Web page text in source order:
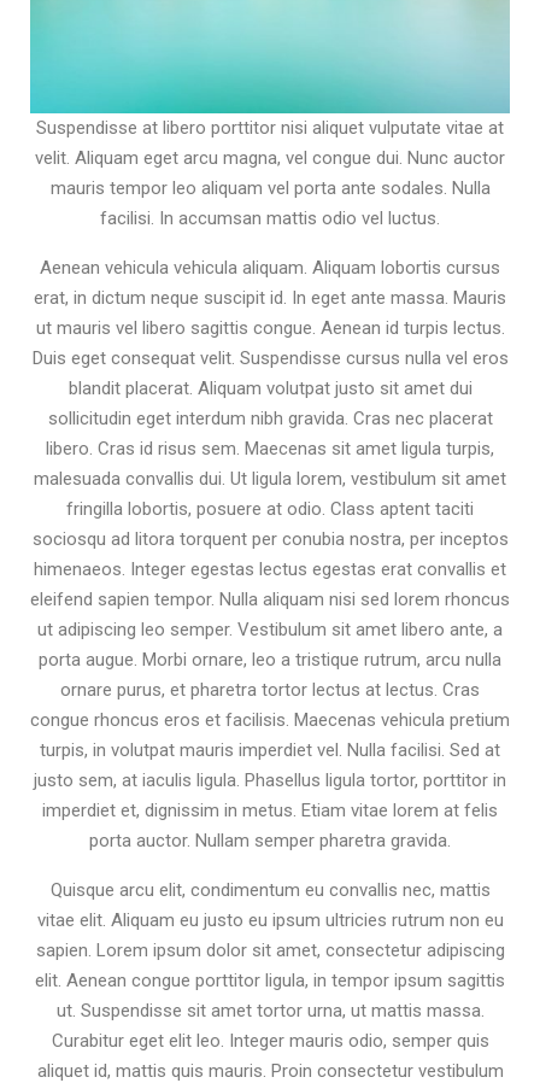
Suspendisse at libero porttitor nisi aliquet vulputate vitae at
velit. Aliquam eget arcu magna, vel congue dui. Nunc auctor
mauris tempor leo aliquam vel porta ante sodales. Nulla
facilisi. In accumsan mattis odio vel luctus.
Aenean vehicula vehicula aliquam. Aliquam lobortis cursus
erat, in dictum neque suscipit id. In eget ante massa. Mauris
ut mauris vel libero sagittis congue. Aenean id turpis lectus.
Duis eget consequat velit. Suspendisse cursus nulla vel eros
blandit placerat. Aliquam volutpat justo sit amet dui
sollicitudin eget interdum nibh gravida. Cras nec placerat
libero. Cras id risus sem. Maecenas sit amet ligula turpis,
malesuada convallis dui. Ut ligula lorem, vestibulum sit amet
fringilla lobortis, posuere at odio. Class aptent taciti
sociosqu ad litora torquent per conubia nostra, per inceptos
himenaeos. Integer egestas lectus egestas erat convallis et
eleifend sapien tempor. Nulla aliquam nisi sed lorem rhoncus
ut adipiscing leo semper. Vestibulum sit amet libero ante, a
porta augue. Morbi ornare, leo a tristique rutrum, arcu nulla
ornare purus, et pharetra tortor lectus at lectus. Cras
congue rhoncus eros et facilisis. Maecenas vehicula pretium
turpis, in volutpat mauris imperdiet vel. Nulla facilisi. Sed at
justo sem, at iaculis ligula. Phasellus ligula tortor, porttitor in
imperdiet et, dignissim in metus. Etiam vitae lorem at felis
porta auctor. Nullam semper pharetra gravida.
Quisque arcu elit, condimentum eu convallis nec, mattis
vitae elit. Aliquam eu justo eu ipsum ultricies rutrum non eu
sapien. Lorem ipsum dolor sit amet, consectetur adipiscing
elit. Aenean congue porttitor ligula, in tempor ipsum sagittis
ut. Suspendisse sit amet tortor urna, ut mattis massa.
Curabitur eget elit leo. Integer mauris odio, semper quis
aliquet id, mattis quis mauris. Proin consectetur vestibulum